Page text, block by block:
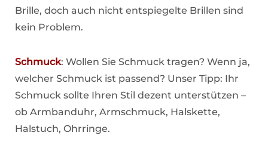
Brille, doch auch nicht entspiegelte Brillen sind
kein Problem.
Schmuck: Wollen Sie Schmuck tragen? Wenn ja,
welcher Schmuck ist passend? Unser Tipp: Ihr
Schmuck sollte Ihren Stil dezent unterstützen –
ob Armbanduhr, Armschmuck, Halskette,
Halstuch, Ohrringe.